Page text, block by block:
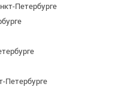
Петербурге
Петербурге